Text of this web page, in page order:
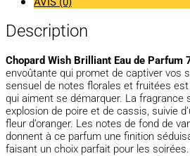
Description
Chopard Wish Brilliant Eau de Parfum
envoûtante qui promet de captiver vos
sensuel de notes florales et fruitées
qui aiment se démarquer. La fragrance
explosion de poire et de cassis, suivie
fleur d’oranger. Les notes de fond de
donnent à ce parfum une finition
faisant un choix parfait pour les